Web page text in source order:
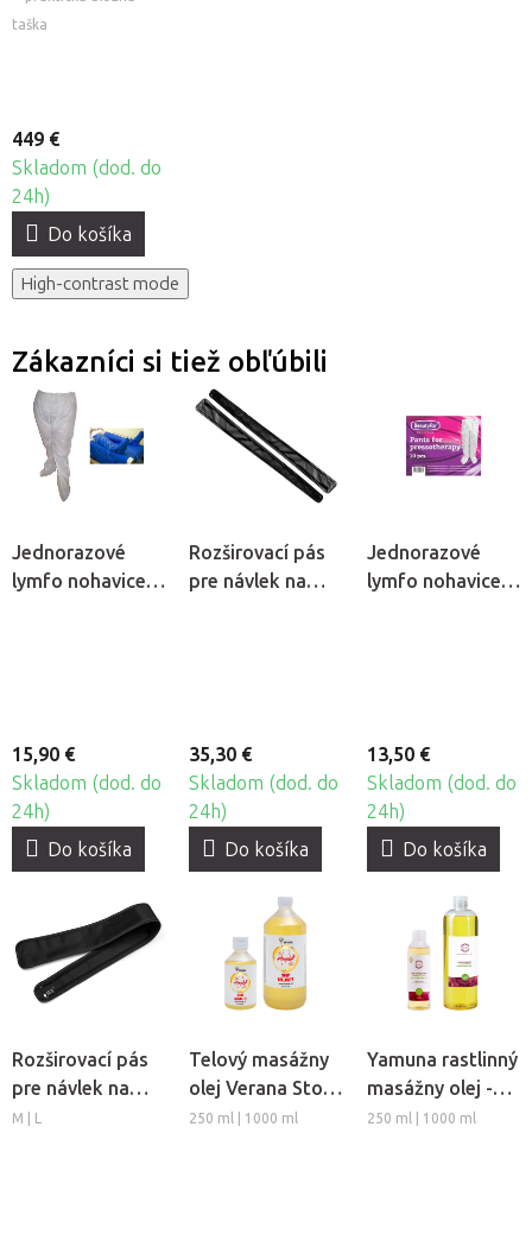
Fabulo Cryopush
taška
449 €
Skladom (dod. do
24h)
Do košíka
High-contrast mode
Zákazníci si tiež obľúbili
Jednorazové
lymfo nohavice z
15,90 €
Skladom (dod. do
24h)
Do košíka
Rozširovací pás
pre návlek na
35,30 €
Skladom (dod. do
24h)
Do košíka
Jednorazové
lymfo nohavice z
13,50 €
Skladom (dod. do
24h)
Do košíka
Rozširovací pás
pre návlek na
nohu Fabulo
M | L
Telový masážny
olej Verana Stop
Celulitíde
250 ml | 1000 ml
Yamuna rastlinný
masážny olej -
Hrozno
250 ml | 1000 ml